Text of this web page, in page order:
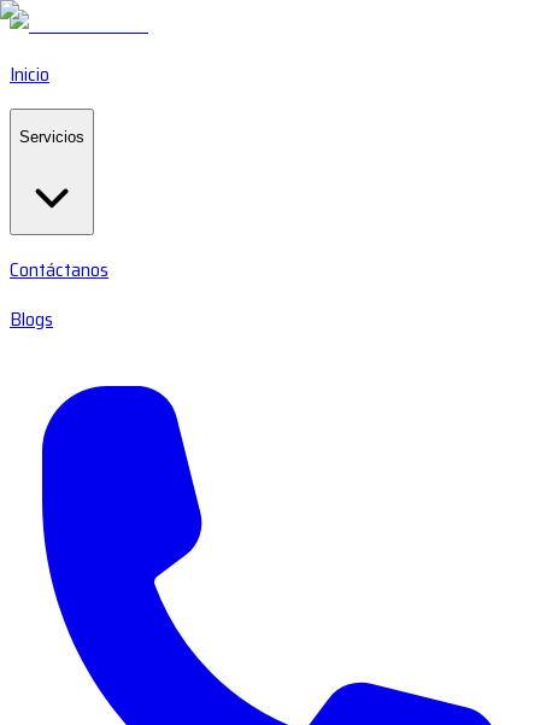
Inicio
Servicios
Contáctanos
Blogs